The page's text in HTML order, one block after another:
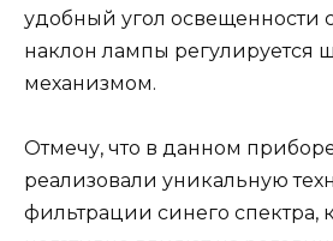
удобный угол освещенности
наклон лампы регулируется
механизмом.
Отмечу, что в данном
реализовали уникальную
фильтрации синего спектра,